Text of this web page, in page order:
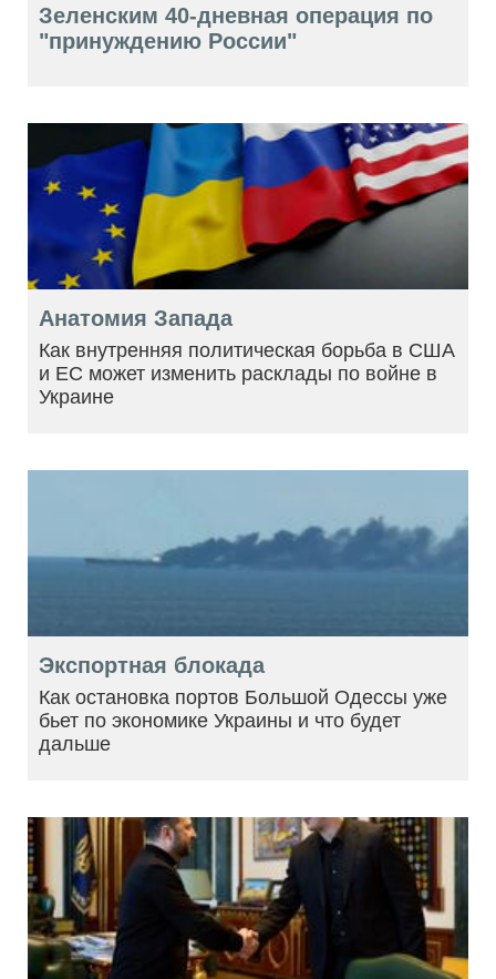
Зеленским 40-дневная операция по
"принуждению России"
Анатомия Запада
Как внутренняя политическая борьба в США
и ЕС может изменить расклады по войне в
Украине
Экспортная блокада
Как остановка портов Большой Одессы уже
бьет по экономике Украины и что будет
дальше